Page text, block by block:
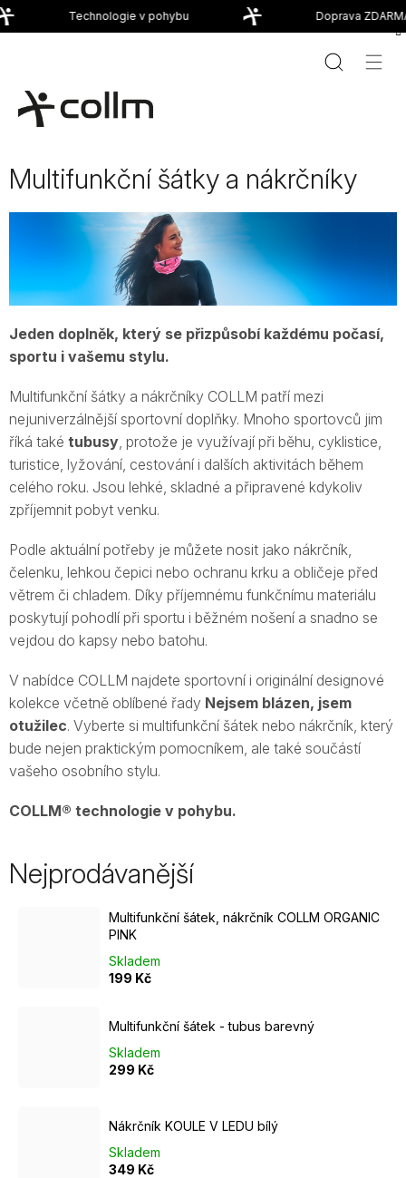
Přejít
na
Technologie v pohybu Doprava
Multifunkční šátky a nákrčníky
Jeden doplněk, který se přizpůsobí každému počasí,
sportu i vašemu stylu.
Multifunkční šátky a nákrčníky COLLM patří mezi
nejuniverzálnější sportovní doplňky. Mnoho sportovců jim
říká také tubusy, protože je využívají při běhu, cyklistice,
turistice, lyžování, cestování i dalších aktivitách během
celého roku. Jsou lehké, skladné a připravené kdykoliv
zpříjemnit pobyt venku.
Podle aktuální potřeby je můžete nosit jako nákrčník,
čelenku, lehkou čepici nebo ochranu krku a obličeje před
větrem či chladem. Díky příjemnému funkčnímu materiálu
poskytují pohodlí při sportu i běžném nošení a snadno se
vejdou do kapsy nebo batohu.
V nabídce COLLM najdete sportovní i originální designové
kolekce včetně oblíbené řady Nejsem blázen, jsem
otužilec. Vyberte si multifunkční šátek nebo nákrčník, který
bude nejen praktickým pomocníkem, ale také součástí
vašeho osobního stylu.
COLLM® technologie v pohybu.
Nejprodávanější
Multifunkční šátek, nákrčník COLLM ORGANIC
PINK
Skladem
199 Kč
Multifunkční šátek - tubus barevný
Skladem
299 Kč
Nákrčník KOULE V LEDU bílý
Skladem
349 Kč